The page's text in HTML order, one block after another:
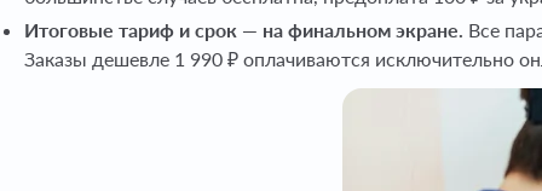
Итоговые тариф и срок — на финальном экране. Все
Заказы дешевле 1 990 ₽ оплачиваются исключительно